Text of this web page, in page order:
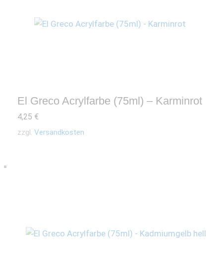
El Greco Acrylfarbe (75ml) – Karminrot
4,25 €
zzgl. Versandkosten